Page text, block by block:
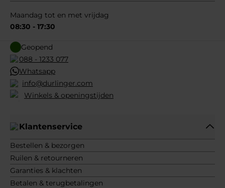
Maandag tot en met vrijdag
08:30 - 17:30
Geopend
088 - 1233 077
Whatsapp
info@durlinger.com
Winkels & openingstijden
Klantenservice
Bestellen & bezorgen
Ruilen & retourneren
Garanties & klachten
Betalen & terugbetalingen